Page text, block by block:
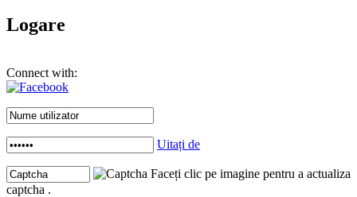
Logare
Connect with:
Uitați de
Faceți clic pe imagine pentru a actualiza
captcha .